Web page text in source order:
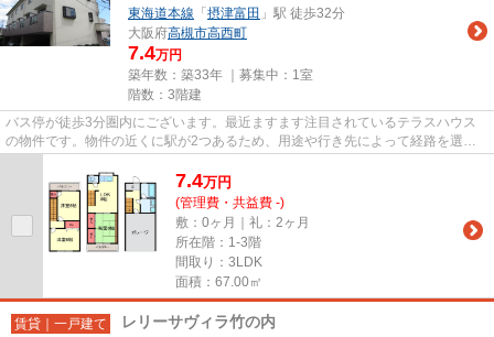
東海道本線 「 摂津富田 」駅 徒歩32分
大阪府高槻市高西町
7.4万円
築年数：築33年 ｜募集中： 1室
階数：3階建
バス停が徒歩3分圏内にございます。最近ますます注目されているテラスハウス
の物件です。物件の近くに駅が2つあるため、用途や行き先によって経路を選べ
7.4万円
(管理費・共益費 -)
敷：0ヶ月｜礼：2ヶ月
所在階：1-3階
間取り：3LDK
面積：67.00㎡
賃貸｜一戸建て レリーサヴィラ竹の内